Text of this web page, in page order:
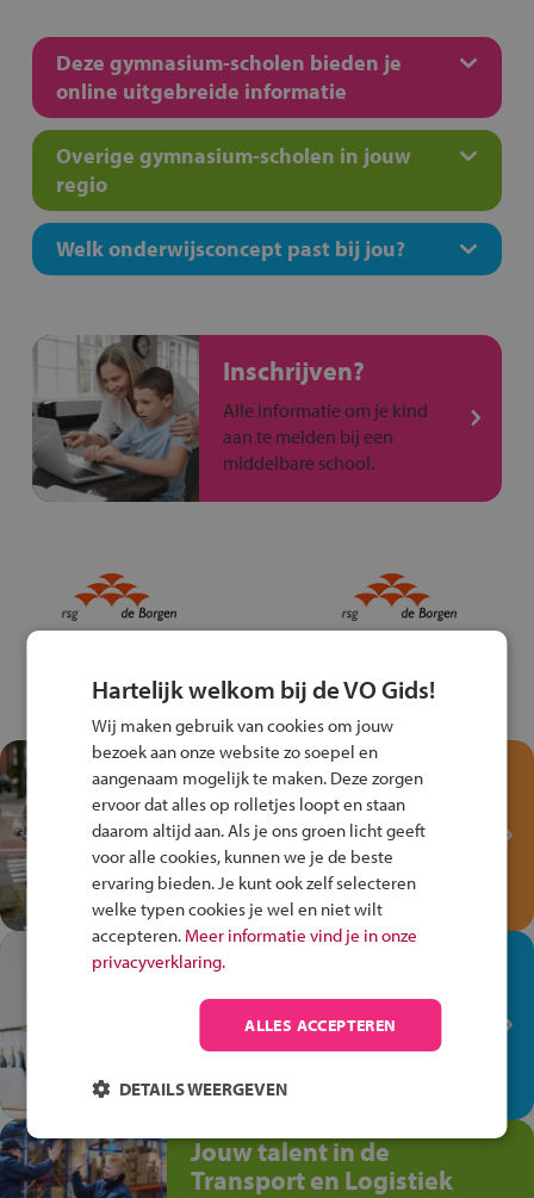
Deze gymnasium-scholen bieden je
online uitgebreide informatie
Overige gymnasium-scholen in jouw
regio
Welk onderwijsconcept past bij jou?
Inschrijven?
Alle informatie om je kind
aan te melden bij een
middelbare school.
Test je kennis met het
Fiets Veilig
Verkeersspel!
Speel het Fiets Veilig Verkeersspel
en win een Cortina-fiets!
In de winkel ben je op je
plek!
Ontdek via het vmbo jouw talent
op de winkelvloer, waar elke dag
anders is!
Jouw talent in de
Transport en Logistiek
Hartelijk welkom bij de VO Gids!
Wij maken gebruik van cookies om jouw
bezoek aan onze website zo soepel en
aangenaam mogelijk te maken. Deze zorgen
ervoor dat alles op rolletjes loopt en staan
daarom altijd aan. Als je ons groen licht geeft
voor alle cookies, kunnen we je de beste
ervaring bieden. Je kunt ook zelf selecteren
welke typen cookies je wel en niet wilt
accepteren. Meer informatie vind je in onze
privacyverklaring.
ALLES ACCEPTEREN
DETAILS WEERGEVEN